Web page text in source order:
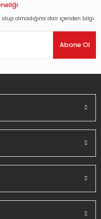
olmadığına dair içeriden bilgi.
Abone Ol